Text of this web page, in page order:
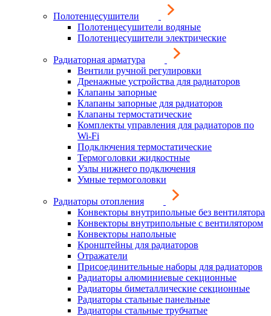
Полотенцесушители
Полотенцесушители водяные
Полотенцесушители электрические
Радиаторная арматура
Вентили ручной регулировки
Дренажные устройства для радиаторов
Клапаны запорные
Клапаны запорные для радиаторов
Клапаны термостатические
Комплекты управления для радиаторов по
Wi-Fi
Подключения термостатические
Термоголовки жидкостные
Узлы нижнего подключения
Умные термоголовки
Радиаторы отопления
Конвекторы внутрипольные без вентилятора
Конвекторы внутрипольные с вентилятором
Конвекторы напольные
Кронштейны для радиаторов
Отражатели
Присоединительные наборы для радиаторов
Радиаторы алюминиевые секционные
Радиаторы биметаллические секционные
Радиаторы стальные панельные
Радиаторы стальные трубчатые